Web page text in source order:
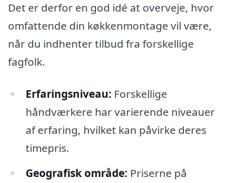
Det er derfor en god idé at overveje, hvor
omfattende din køkkenmontage vil være,
når du indhenter tilbud fra forskellige
fagfolk.
Erfaringsniveau: Forskellige
håndværkere har varierende niveauer
af erfaring, hvilket kan påvirke deres
timepris.
Geografisk område: Priserne på